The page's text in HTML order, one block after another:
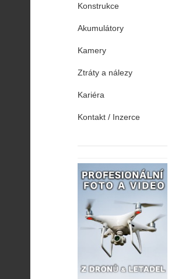
Konstrukce
Akumulátory
Kamery
Ztráty a nálezy
Kariéra
Kontakt / Inzerce